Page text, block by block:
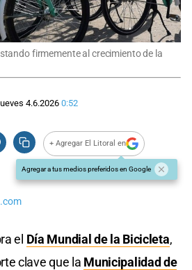
firmemente al crecimiento de la
4.6.2026 0:52
+ Agregar El Litoral en
Agregar a tus medios preferidos en Google
el Día Mundial de la Bicicleta,
clave que la Municipalidad de